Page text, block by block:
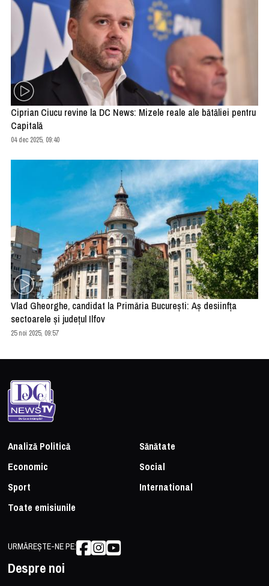
Ciprian Ciucu revine la DC News: Mizele reale ale bătăliei pentru
Capitală
04 dec 2025, 09:40
Vlad Gheorghe, candidat la Primăria București: Aș desiinfța
sectoarele și județul Ilfov
25 noi 2025, 09:57
Analiză Politică
Sănătate
Economic
Social
Sport
International
Toate emisiunile
URMĂREȘTE-NE PE:
Despre noi